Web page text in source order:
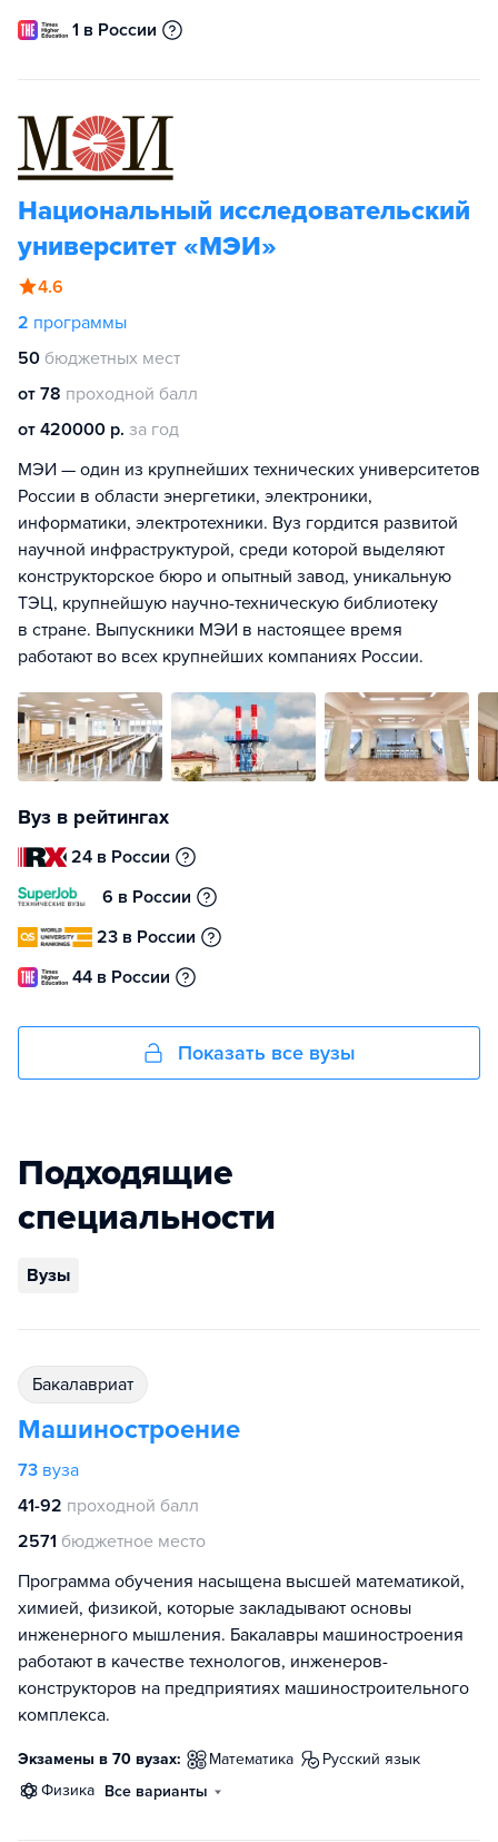
1 в России
Национальный исследовательский
университет «МЭИ»
4.6
2 программы
50 бюджетных мест
от 78 проходной балл
от 420000 р. за год
МЭИ — один из крупнейших технических университетов
России в области энергетики, электроники,
информатики, электротехники. Вуз гордится развитой
научной инфраструктурой, среди которой выделяют
конструкторское бюро и опытный завод, уникальную
ТЭЦ, крупнейшую научно-техническую библиотеку
в стране. Выпускники МЭИ в настоящее время
работают во всех крупнейших компаниях России.
Вуз в рейтингах
24 в России
6 в России
23 в России
44 в России
Показать все вузы
Подходящие
специальности
Вузы
бакалавриат
Машиностроение
73 вуза
41-92 проходной балл
2571 бюджетное место
Программа обучения насыщена высшей математикой,
химией, физикой, которые закладывают основы
инженерного мышления. Бакалавры машиностроения
работают в качестве технологов, инженеров-
конструкторов на предприятиях машиностроительного
комплекса.
Экзамены в 70 вузах: математика
русский язык
физика Все варианты